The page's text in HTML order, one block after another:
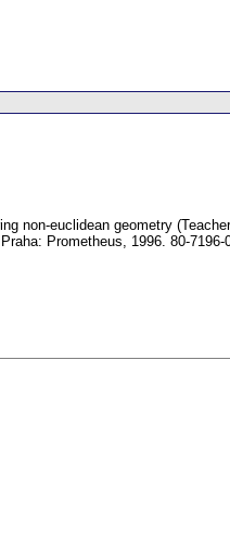
non-euclidean geometry
Praha: Prometheus, 1996. 80-7196-